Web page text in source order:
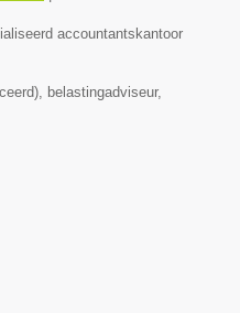
accountantskantoor
belastingadviseur,